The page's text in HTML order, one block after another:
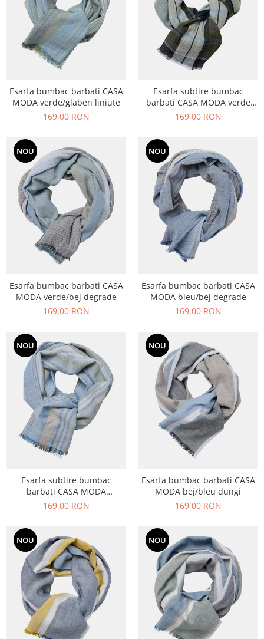
Esarfa bumbac barbati CASA
MODA verde/glaben liniute
169,00 RON
Esarfa subtire bumbac
barbati CASA MODA verde
/bleumarin carouri
169,00 RON
NOU
Esarfa bumbac barbati CASA
MODA verde/bej degrade
169,00 RON
NOU
Esarfa bumbac barbati CASA
MODA bleu/bej degrade
169,00 RON
NOU
Esarfa subtire bumbac
barbati CASA MODA
bleu/verde dungi
169,00 RON
NOU
Esarfa bumbac barbati CASA
MODA bej/bleu dungi
169,00 RON
NOU NOU